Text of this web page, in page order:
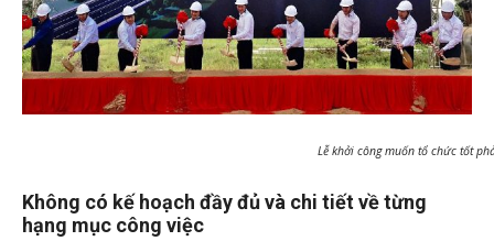
Lễ khởi công muốn tổ chức tốt
Không có kế hoạch đầy đủ và chi tiết về từng
hạng mục công việc